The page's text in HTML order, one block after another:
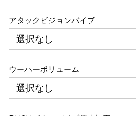
アタックビジョンバイブ
ウーハーボリューム